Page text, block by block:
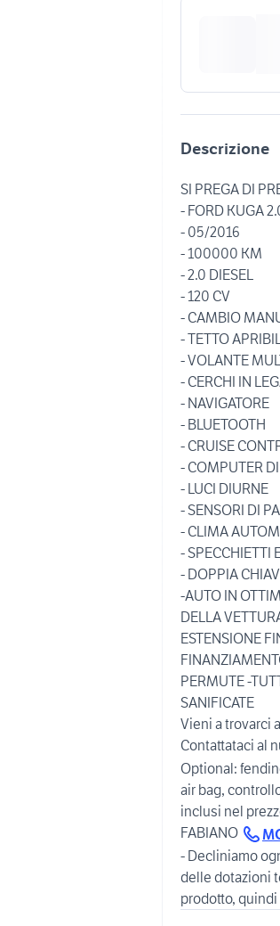
Descrizione
SI PREGA DI
- FORD KUGA
- 05/2016
- 100000 KM
- 2.0 DIESEL
- 120 CV
- CAMBIO
- TETTO
- VOLANTE
- CERCHI IN
- NAVIGATORE
- BLUETOOTH
- CRUISE
- COMPUTER
- LUCI DIURNE
- SENSORI DI
- CLIMA
- SPECCHIETTI
- DOPPIA
-AUTO IN
DELLA
ESTENSIONE
PERMUTE -
SANIFICATE
Vieni a trovarci
Contattataci al
Optional:
air bag,
inclusi nel
FABIANO
- Decliniamo
delle dotazioni